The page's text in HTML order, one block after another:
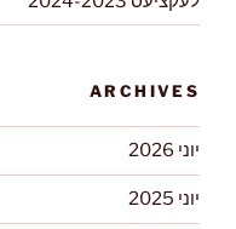
ARCHIVES
יוני 2026
יוני 2025